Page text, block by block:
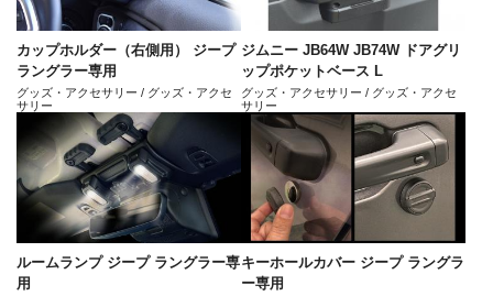
カップホルダー（右側用） ジープ
ラングラー専用
グッズ・アクセサリー / グッズ・アクセ
サリー
ジムニー JB64W JB74W ドアグリ
ップポケットベース L
グッズ・アクセサリー / グッズ・アクセ
サリー
ルームランプ ジープ ラングラー専
用
キーホールカバー ジープ ラングラ
ー専用